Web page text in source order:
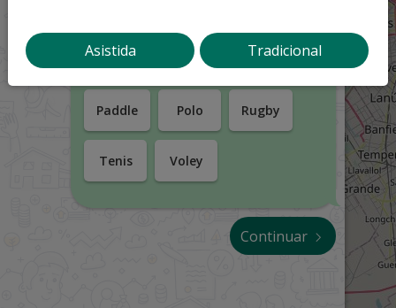
Fútbol Golf Hockey
Paddle Polo Rugby
Tenis Voley
Continuar
Asistida Tradicional